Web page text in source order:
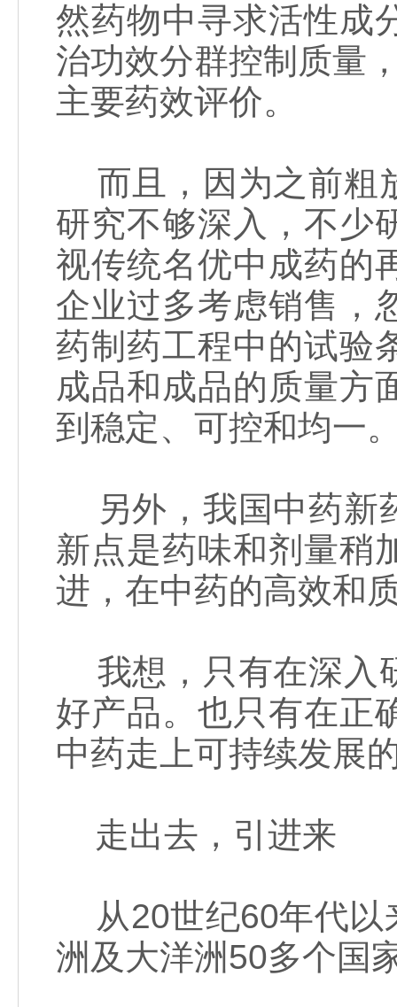
然药物中寻求活性成
治功效分群控制质量
主要药效评价。
而且，因为之前粗
研究不够深入，不少
视传统名优中成药的
企业过多考虑销售，
药制药工程中的试验
成品和成品的质量方
到稳定、可控和均一
另外，我国中药新
新点是药味和剂量稍
进，在中药的高效和
我想，只有在深入
好产品。也只有在正
中药走上可持续发展
走出去，引进来
从20世纪60年代以
洲及大洋洲50多个国